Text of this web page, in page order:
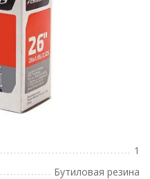
1
Бутиловая резина